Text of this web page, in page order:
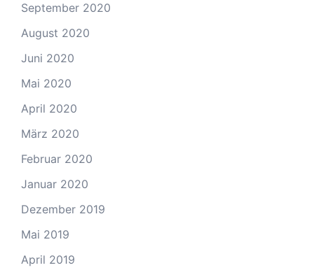
September 2020
August 2020
Juni 2020
Mai 2020
April 2020
März 2020
Februar 2020
Januar 2020
Dezember 2019
Mai 2019
April 2019